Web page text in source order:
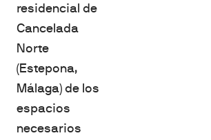
residencial de
Cancelada
Norte
(Estepona,
Málaga) de los
espacios
necesarios